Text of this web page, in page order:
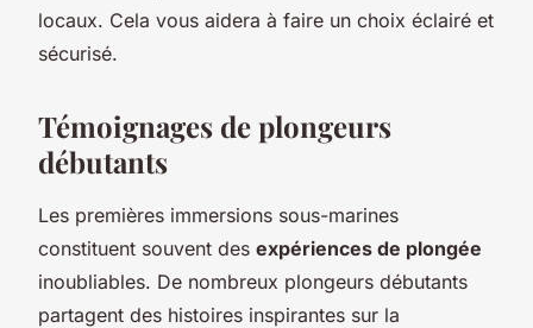
locaux. Cela vous aidera à faire un choix éclairé et
sécurisé.
Témoignages de plongeurs
débutants
Les premières immersions sous-marines
constituent souvent des expériences de plongée
inoubliables. De nombreux plongeurs débutants
partagent des histoires inspirantes sur la